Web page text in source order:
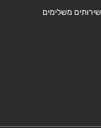
שירותים משלימים